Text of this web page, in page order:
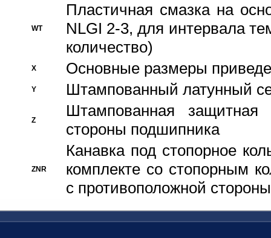
WT
Пластичная смазка на
NLGI 2-3, для интервала
количество)
X Основные размеры
Y Штампованный латунный
Z
Штампованная
стороны подшипника
ZNR
Канавка под стопорное
комплекте со стопорным
с противоположной стороны